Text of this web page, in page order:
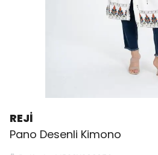
REJİ
Pano Desenli Kimono